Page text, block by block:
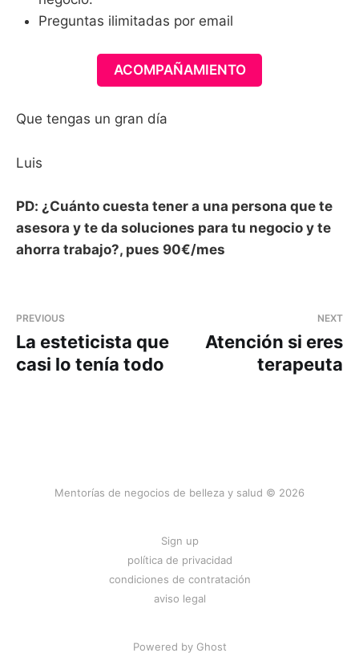
Preguntas ilimitadas por email
ACOMPAÑAMIENTO
Que tengas un gran día
Luis
PD: ¿Cuánto cuesta tener a una persona que te
asesora y te da soluciones para tu negocio y te
ahorra trabajo?, pues 90€/mes
PREVIOUS
La esteticista que
casi lo tenía todo
NEXT
Atención si eres
terapeuta
Mentorías de negocios de belleza y salud © 2026
Sign up
política de privacidad
condiciones de contratación
aviso legal
Powered by Ghost